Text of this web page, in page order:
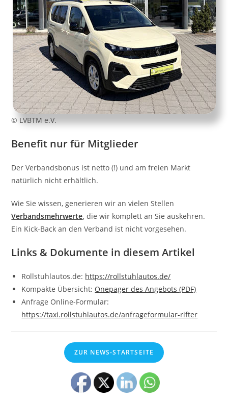
© LVBTM e.V.
Benefit nur für Mitglieder
Der Verbandsbonus ist netto (!) und am freien Markt
natürlich nicht erhältlich.
Wie Sie wissen, generieren wir an vielen Stellen
Verbandsmehrwerte, die wir komplett an Sie auskehren.
Ein Kick-Back an den Verband ist nicht vorgesehen.
Links & Dokumente in diesem Artikel
Rollstuhlautos.de: https://rollstuhlautos.de/
Kompakte Übersicht: Onepager des Angebots (PDF)
Anfrage Online-Formular:
https://taxi.rollstuhlautos.de/anfrageformular-rifter
ZUR NEWS-STARTSEITE